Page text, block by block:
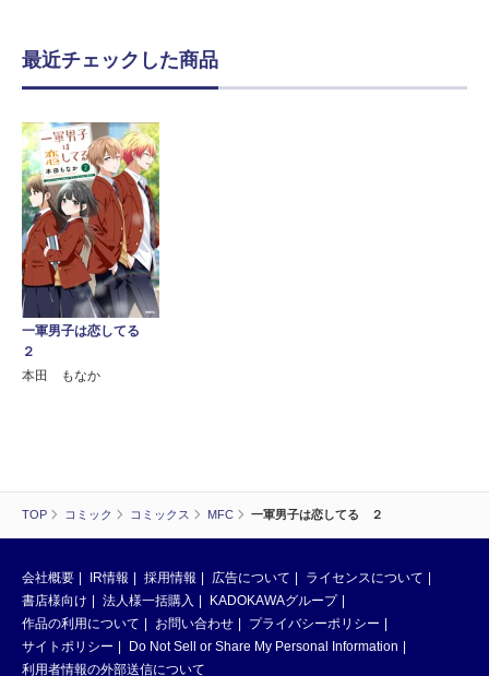
TOP コミック コミックス MFC 一軍男子は恋してる ２
最近チェックした商品
一軍男子は恋してる
２
本田 もなか
会社概要 IR情報 採用情報 広告について
ライセンスについて
書店様向け
法人様一括購入
KADOKAWAグループ
作品の利用について
お問い合わせ
プライバシーポリシー
サイトポリシー
Do Not Sell or Share My Personal Information
利用者情報の外部送信について